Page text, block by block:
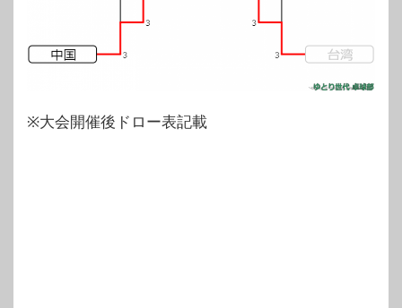
※大会開催後ドロー表記載